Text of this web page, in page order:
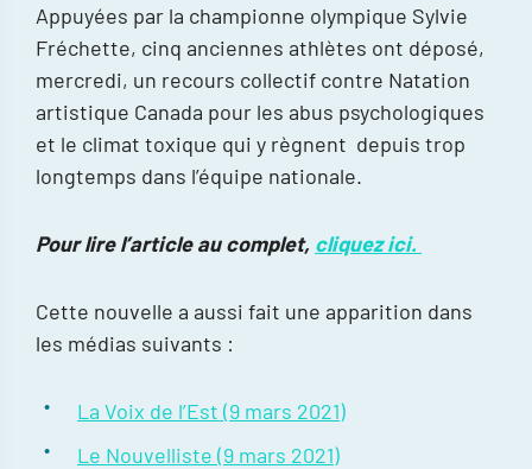
Appuyées par la championne olympique Sylvie
Fréchette, cinq anciennes athlètes ont déposé,
mercredi, un recours collectif contre Natation
artistique Canada pour les abus psychologiques
et le climat toxique qui y règnent depuis trop
longtemps dans l’équipe nationale.
Pour lire l’article au complet, cliquez ici.
Cette nouvelle a aussi fait une apparition dans
les médias suivants :
La Voix de l’Est (9 mars 2021)
Le Nouvelliste (9 mars 2021)